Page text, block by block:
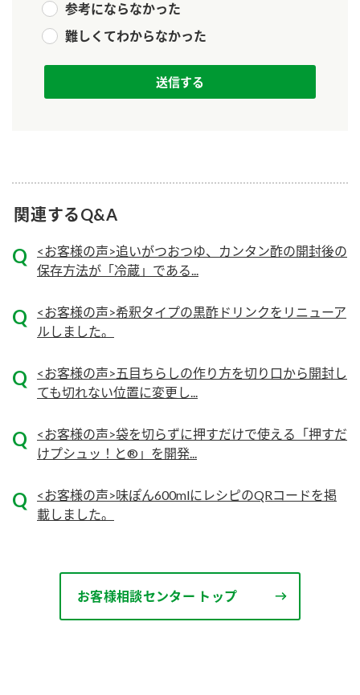
お酢を知ろう！
すしラボ
ぽん酢サワー
納豆の豆知識
ロングセラー商品 ＋ おすすめレシピ
人気商品 ＋ おすすめレシピ
キッザニア東京「ぽん酢工房」
お問い合わせ
地図から取り扱い店舗を探す
業務用サイト ミツカングループについて
参考にならなかった
難しくてわからなかった
関連するQ&A
<お客様の声>追いがつおつゆ、カンタン酢の開封後の
保存方法が「冷蔵」である...
<お客様の声>希釈タイプの黒酢ドリンクをリニューア
ルしました。
<お客様の声>五目ちらしの作り方を切り口から開封し
ても切れない位置に変更し...
<お客様の声>袋を切らずに押すだけで使える「押すだ
けプシュッ！と®」を開発...
<お客様の声>味ぽん600mlにレシピのQRコードを掲
載しました。
お客様相談センター トップ